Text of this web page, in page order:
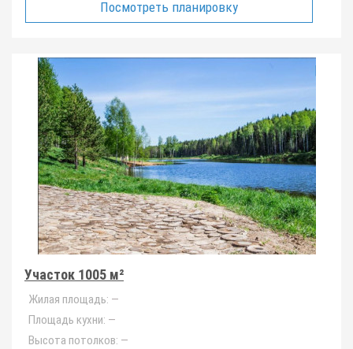
Посмотреть планировку
Участок 1005 м²
Жилая площадь: —
Площадь кухни: —
Высота потолков: —